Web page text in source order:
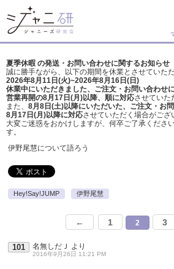
夏季休暇 の発送・お問い合わせに関するお知らせ
誠に勝手ながら、以下の期間を休業とさせていただ
2026年8月11日(火)~2026年8月16日(日)
休業中にいただきました、ご注文・お問い合わせ
営業再開の8月17日(月)以降、順に対応させていた
また、 8月8日(土)以降にいただいた、ご注文・ お
8月17日(月)以降に対応させていただく場合がござ
大変ご迷惑をおかけしますが、 何卒ご了承くださ
す。
伊野尾慧について語ろう
Hey!Say!JUMP 伊野尾慧
← 1 2 3
101 名無しだＪ より
2016年9月26日 11:21 PM